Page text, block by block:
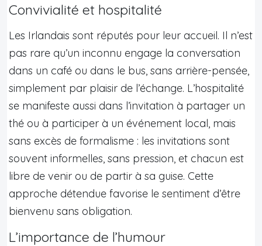
Convivialité et hospitalité
Les Irlandais sont réputés pour leur accueil. Il n’est
pas rare qu’un inconnu engage la conversation
dans un café ou dans le bus, sans arrière-pensée,
simplement par plaisir de l’échange. L’hospitalité
se manifeste aussi dans l’invitation à partager un
thé ou à participer à un événement local, mais
sans excès de formalisme : les invitations sont
souvent informelles, sans pression, et chacun est
libre de venir ou de partir à sa guise. Cette
approche détendue favorise le sentiment d’être
bienvenu sans obligation.
L’importance de l’humour